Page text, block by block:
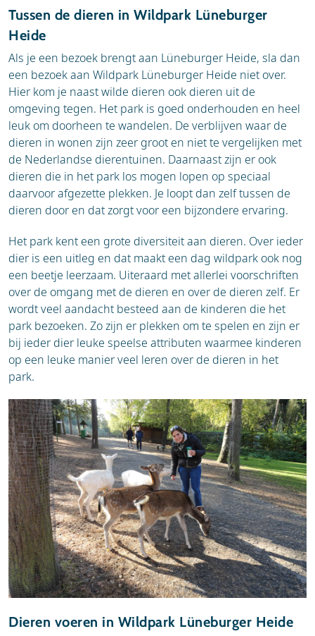
Tussen de dieren in Wildpark Lüneburger
Heide
Als je een bezoek brengt aan Lüneburger Heide, sla dan
een bezoek aan Wildpark Lüneburger Heide niet over.
Hier kom je naast wilde dieren ook dieren uit de
omgeving tegen. Het park is goed onderhouden en heel
leuk om doorheen te wandelen. De verblijven waar de
dieren in wonen zijn zeer groot en niet te vergelijken met
de Nederlandse dierentuinen. Daarnaast zijn er ook
dieren die in het park los mogen lopen op speciaal
daarvoor afgezette plekken. Je loopt dan zelf tussen de
dieren door en dat zorgt voor een bijzondere ervaring.
Het park kent een grote diversiteit aan dieren. Over ieder
dier is een uitleg en dat maakt een dag wildpark ook nog
een beetje leerzaam. Uiteraard met allerlei voorschriften
over de omgang met de dieren en over de dieren zelf. Er
wordt veel aandacht besteed aan de kinderen die het
park bezoeken. Zo zijn er plekken om te spelen en zijn er
bij ieder dier leuke speelse attributen waarmee kinderen
op een leuke manier veel leren over de dieren in het
park.
Dieren voeren in Wildpark Lüneburger Heide